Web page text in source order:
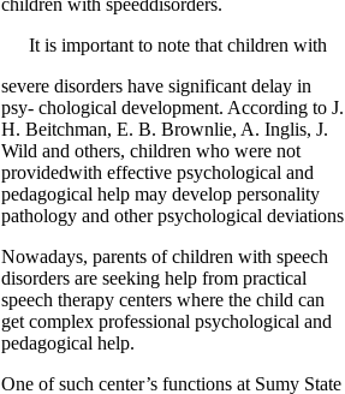
children with speeddisorders.
It is important to note that children with
severe disorders have significant delay in
psy- chological development. According to J.
H. Beitchman, E. B. Brownlie, A. Inglis, J.
Wild and others, children who were not
providedwith effective psychological and
pedagogical help may develop personality
pathology and other psychological deviations
Nowadays, parents of children with speech
disorders are seeking help from practical
speech therapy centers where the child can
get complex professional psychological and
pedagogical help.
One of such center’s functions at Sumy State